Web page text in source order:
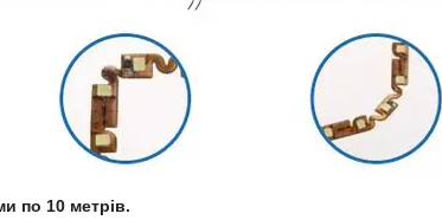
по 10 метрів.